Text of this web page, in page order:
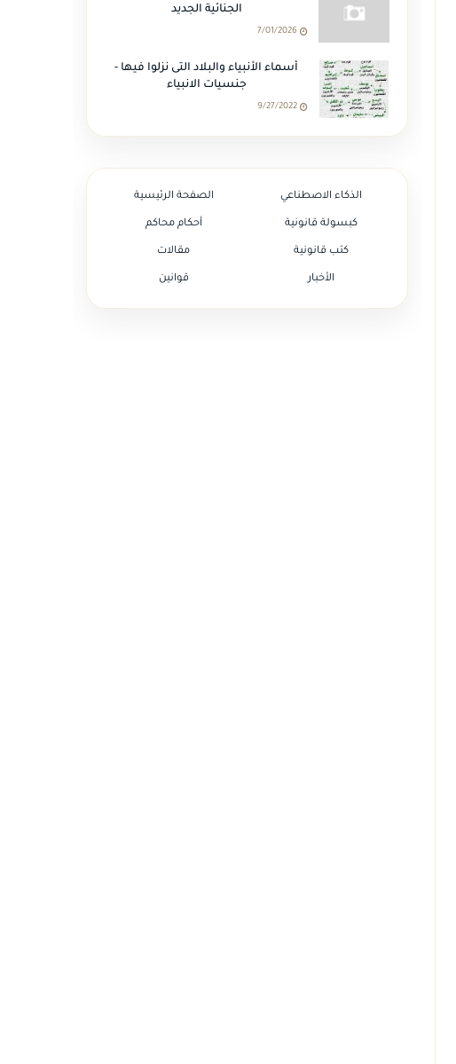
الجنائية الجديد
7/01/2026
أسماء الأنبياء والبلاد التى نزلوا فيها -
جنسيات الانبياء
9/27/2022
الصفحة الرئيسية الذكاء الاصطناعي
أحكام محاكم كبسولة قانونية
مقالات كتب قانونية
قوانين الأخبار